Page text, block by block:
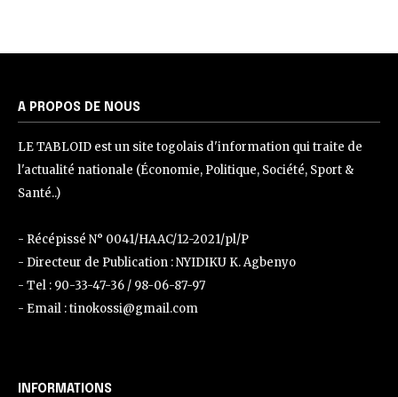
A PROPOS DE NOUS
LE TABLOID est un site togolais d'information qui traite de
l'actualité nationale (Économie, Politique, Société, Sport &
Santé..)
- Récépissé N° 0041/HAAC/12-2021/pl/P
- Directeur de Publication : NYIDIKU K. Agbenyo
- Tel : 90-33-47-36 / 98-06-87-97
- Email : tinokossi@gmail.com
INFORMATIONS